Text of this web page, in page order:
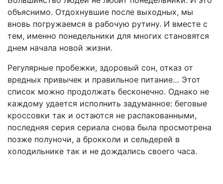
объяснимо. Отдохнувшие после выходных, мы
вновь погружаемся в рабочую рутину. И вместе с
тем, именно понедельники для многих становятся
днем начала новой жизни.
Регулярные пробежки, здоровый сон, отказ от
вредных привычек и правильное питание… Этот
список можно продолжать бесконечно. Однако не
каждому удается исполнить задуманное: беговые
кроссовки так и остаются не распакованными,
последняя серия сериала снова была просмотрена
позже полуночи, а брокколи и сельдерей в
холодильнике так и не дождались своего часа.